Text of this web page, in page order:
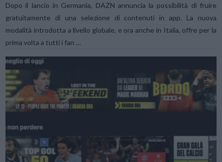
Dopo il lancio in Germania, DAZN annuncia la possibilità di fruire
gratuitamente di una selezione di contenuti in app. La nuova
modalità introdotta a livello globale, e ora anche in Italia, offre per la
prima volta a tutti i fan …